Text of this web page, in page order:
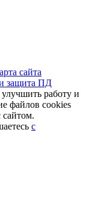
сайта
защита ПД
работу и
файлов cookies
сайтом.
c